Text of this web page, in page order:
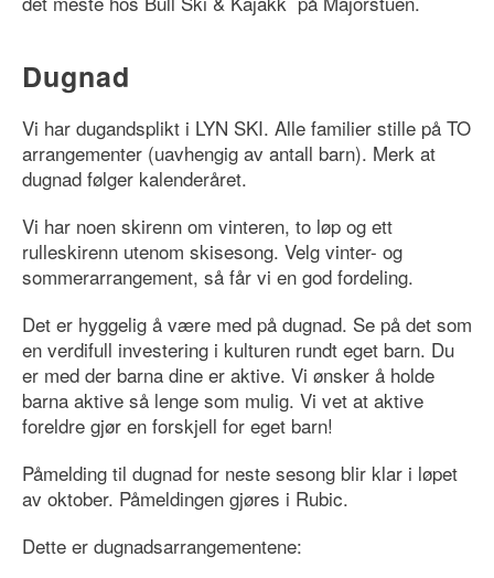
Dugnad
Vi har dugandsplikt i LYN SKI. Alle familier stille på TO
arrangementer (uavhengig av antall barn). Merk at
dugnad følger kalenderåret.
Vi har noen skirenn om vinteren, to løp og ett
rulleskirenn utenom skisesong. Velg vinter- og
sommerarrangement, så får vi en god fordeling.
Det er hyggelig å være med på dugnad. Se på det som
en verdifull investering i kulturen rundt eget barn. Du
er med der barna dine er aktive. Vi ønsker å holde
barna aktive så lenge som mulig. Vi vet at aktive
foreldre gjør en forskjell for eget barn!
Påmelding til dugnad for neste sesong blir klar i løpet
av oktober. Påmeldingen gjøres i Rubic.
Dette er dugnadsarrangementene: